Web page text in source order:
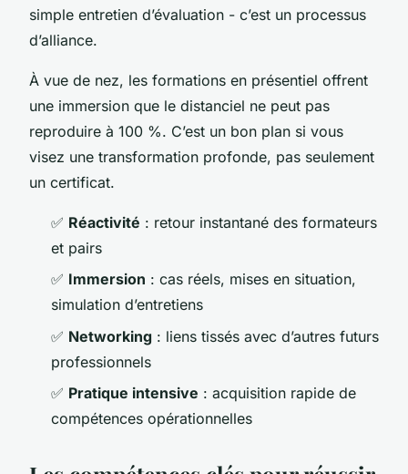
simple entretien d’évaluation - c’est un processus
d’alliance.
À vue de nez, les formations en présentiel offrent
une immersion que le distanciel ne peut pas
reproduire à 100 %. C’est un bon plan si vous
visez une transformation profonde, pas seulement
un certificat.
✅ Réactivité : retour instantané des formateurs
et pairs
✅ Immersion : cas réels, mises en situation,
simulation d’entretiens
✅ Networking : liens tissés avec d’autres futurs
professionnels
✅ Pratique intensive : acquisition rapide de
compétences opérationnelles